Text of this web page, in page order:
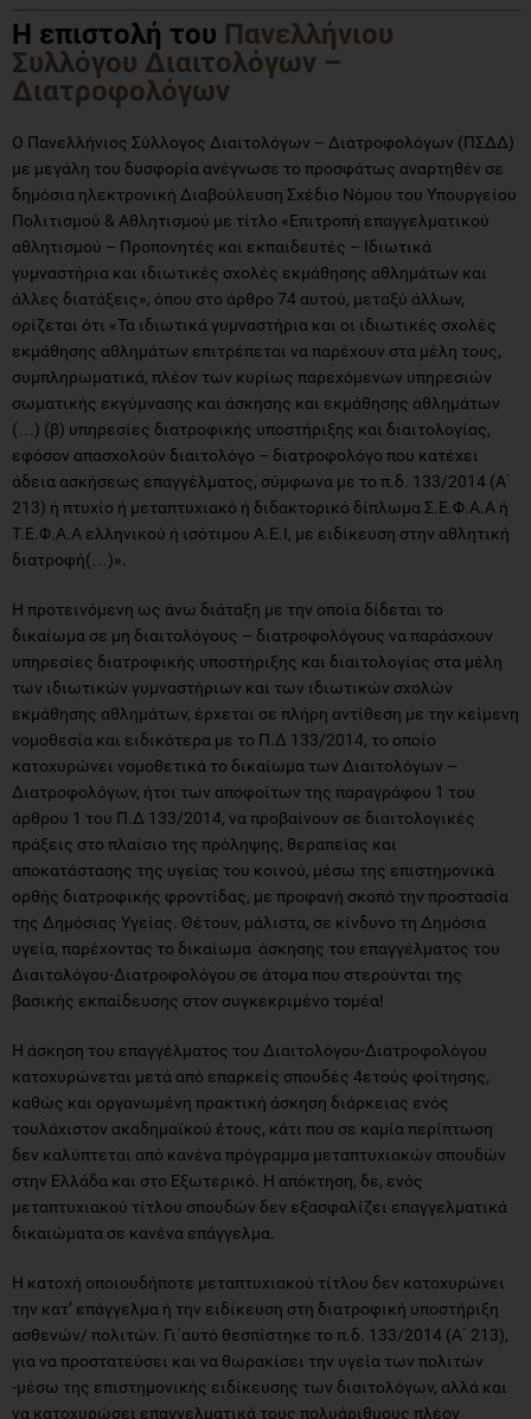
Η επιστολή του Πανελλήνιου
Συλλόγου Διαιτολόγων –
Διατροφολόγων
Ο Πανελλήνιος Σύλλογος Διαιτολόγων – Διατροφολόγων (ΠΣΔΔ)
με μεγάλη του δυσφορία ανέγνωσε το προσφάτως αναρτηθέν σε
δημόσια ηλεκτρονική Διαβούλευση Σχέδιο Νόμου του Υπουργείου
Πολιτισμού & Αθλητισμού με τίτλο «Επιτροπή επαγγελματικού
αθλητισμού – Προπονητές και εκπαιδευτές – Ιδιωτικά
γυμναστήρια και ιδιωτικές σχολές εκμάθησης αθλημάτων και
άλλες διατάξεις», όπου στο άρθρο 74 αυτού, μεταξύ άλλων,
ορίζεται ότι «Τα ιδιωτικά γυμναστήρια και οι ιδιωτικές σχολές
εκμάθησης αθλημάτων επιτρέπεται να παρέχουν στα μέλη τους,
συμπληρωματικά, πλέον των κυρίως παρεχόμενων υπηρεσιών
σωματικής εκγύμνασης και άσκησης και εκμάθησης αθλημάτων
(…) (β) υπηρεσίες διατροφικής υποστήριξης και διαιτολογίας,
εφόσον απασχολούν διαιτολόγο – διατροφολόγο που κατέχει
άδεια ασκήσεως επαγγέλματος, σύμφωνα με το π.δ. 133/2014 (Α΄
213) ή πτυχίο ή μεταπτυχιακό ή διδακτορικό δίπλωμα Σ.Ε.Φ.Α.Α ή
Τ.Ε.Φ.Α.Α ελληνικού ή ισότιμου Α.Ε.Ι, με ειδίκευση στην αθλητική
διατροφή(…)».
Η προτεινόμενη ως άνω διάταξη με την οποία δίδεται το
δικαίωμα σε μη διαιτολόγους – διατροφολόγους να παράσχουν
υπηρεσίες διατροφικής υποστήριξης και διαιτολογίας στα μέλη
των ιδιωτικών γυμναστήριων και των ιδιωτικών σχολών
εκμάθησης αθλημάτων, έρχεται σε πλήρη αντίθεση με την κείμενη
νομοθεσία και ειδικότερα με το Π.Δ 133/2014, το οποίο
κατοχυρώνει νομοθετικά το δικαίωμα των Διαιτολόγων –
Διατροφολόγων, ήτοι των αποφοίτων της παραγράφου 1 του
άρθρου 1 του Π.Δ 133/2014, να προβαίνουν σε διαιτολογικές
πράξεις στο πλαίσιο της πρόληψης, θεραπείας και
αποκατάστασης της υγείας του κοινού, μέσω της επιστημονικά
ορθής διατροφικής φροντίδας, με προφανή σκοπό την προστασία
της Δημόσιας Υγείας. Θέτουν, μάλιστα, σε κίνδυνο τη Δημόσια
υγεία, παρέχοντας το δικαίωμα άσκησης του επαγγέλματος του
Διαιτολόγου-Διατροφολόγου σε άτομα που στερούνται της
βασικής εκπαίδευσης στον συγκεκριμένο τομέα!
Η άσκηση του επαγγέλματος του Διαιτολόγου-Διατροφολόγου
κατοχυρώνεται μετά από επαρκείς σπουδές 4ετούς φοίτησης,
καθώς και οργανωμένη πρακτική άσκηση διάρκειας ενός
τουλάχιστον ακαδημαϊκού έτους, κάτι που σε καμία περίπτωση
δεν καλύπτεται από κανένα πρόγραμμα μεταπτυχιακών σπουδών
στην Ελλάδα και στο Εξωτερικό. Η απόκτηση, δε, ενός
μεταπτυχιακού τίτλου σπουδών δεν εξασφαλίζει επαγγελματικά
δικαιώματα σε κανένα επάγγελμα.
Η κατοχή οποιουδήποτε μεταπτυχιακού τίτλου δεν κατοχυρώνει
την κατ’ επάγγελμα ή την ειδίκευση στη διατροφική υποστήριξη
ασθενών/ πολιτών. Γι΄αυτό θεσπίστηκε το π.δ. 133/2014 (Α΄ 213),
για να προστατεύσει και να θωρακίσει την υγεία των πολιτών
-μέσω της επιστημονικής ειδίκευσης των διαιτολόγων, αλλά και
να κατοχυρώσει επαγγελματικά τους πολυάριθμους πλέον